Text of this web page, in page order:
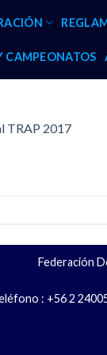
CAMPEONATOS
TRAP 2017
Federación
: +56 2